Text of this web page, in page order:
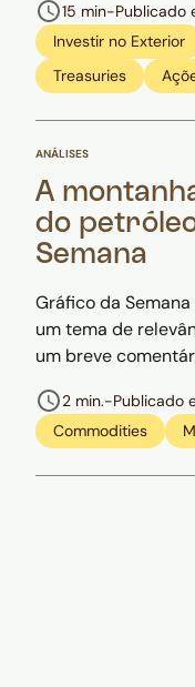
15 min-Publicado
Investir no Exterior
Treasuries
ANÁLISES
A
do
Semana
Gráfico da
um tema de
um breve
2 min.-Publicado
Commodities